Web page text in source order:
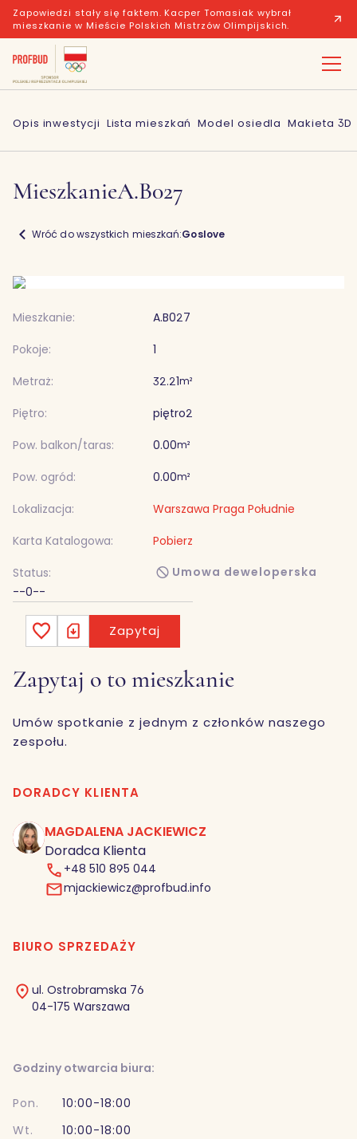
Zapowiedzi stały się faktem. Kacper Tomasiak wybrał
mieszkanie w Mieście Polskich Mistrzów Olimpijskich.
Opis inwestycji Lista mieszkań Model osiedla Makieta 3D
MieszkanieA.B027
Wróć do wszystkich mieszkań:Goslove
Mieszkanie:
A.B027
Pokoje:
1
Metraż:
32.21m²
Piętro: piętro2
Pow. balkon/taras:
0.00m²
Pow. ogród: 0.00m²
Lokalizacja:
Warszawa Praga Południe
Karta Katalogowa:
Pobierz
Status:
Umowa deweloperska
--0--
Zapytaj
Zapytaj o to mieszkanie
Umów spotkanie z jednym z członków naszego
zespołu.
DORADCY KLIENTA
MJ MAGDALENA JACKIEWICZ
Doradca Klienta
+48 510 895 044
mjackiewicz@profbud.info
BIURO SPRZEDAŻY
ul. Ostrobramska 76
04-175 Warszawa
Godziny otwarcia biura:
Pon.
10:00-18:00
Wt.
10:00-18:00